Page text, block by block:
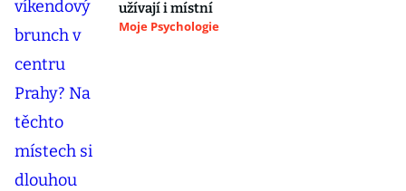
užívají i místní
Moje Psychologie